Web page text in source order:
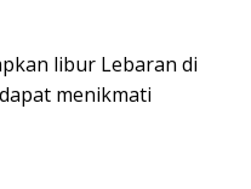
libur Lebaran di
menikmati